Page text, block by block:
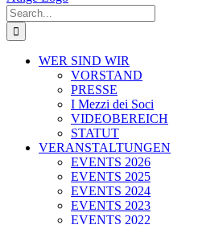
Search
for:
WER SIND WIR
VORSTAND
PRESSE
I Mezzi dei Soci
VIDEOBEREICH
STATUT
VERANSTALTUNGEN
EVENTS 2026
EVENTS 2025
EVENTS 2024
EVENTS 2023
EVENTS 2022